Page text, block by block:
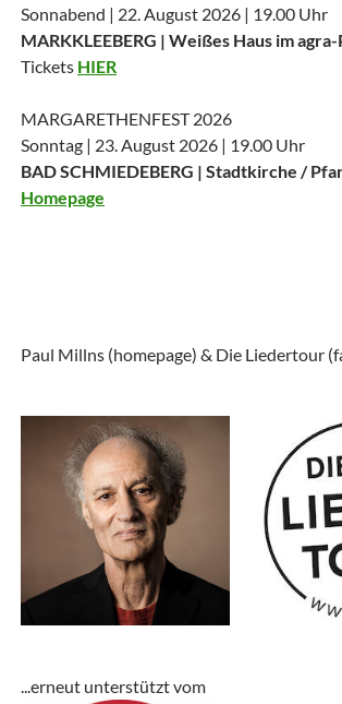
Sonnabend | 22. August 2026 | 19.00 Uhr
MARKKLEEBERG | Weißes Haus im
Tickets HIER
MARGARETHENFEST 2026
Sonntag | 23. August 2026 | 19.00 Uhr
BAD SCHMIEDEBERG | Stadtkirche /
Homepage
Paul Millns (homepage) & Die Liedertour
...erneut unterstützt vom